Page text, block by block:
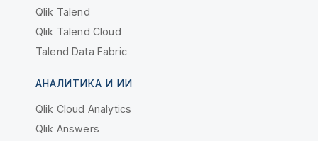
Qlik Talend
Qlik Talend Cloud
Talend Data Fabric
АНАЛИТИКА И ИИ
Qlik Cloud Analytics
Qlik Answers